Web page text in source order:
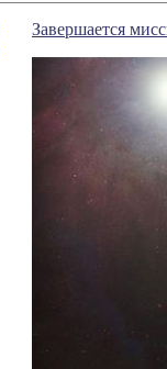
Завершается